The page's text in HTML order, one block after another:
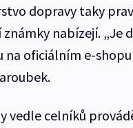
dopravy taky
nabízejí. „Je
na oficiálním e-
vedle celníků